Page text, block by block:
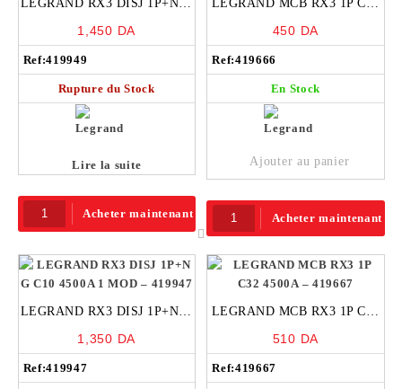
LEGRAND RX3 DISJ 1P+N G
1,450 DA
Ref:419949
Rupture du Stock
Lire la suite
Acheter maintenant
LEGRAND MCB RX3 1P C25
450 DA
Ref:419666
En Stock
Ajouter au panier
Acheter maintenant
LEGRAND RX3 DISJ 1P+N G
1,350 DA
Ref:419947
LEGRAND MCB RX3 1P C32
510 DA
Ref:419667